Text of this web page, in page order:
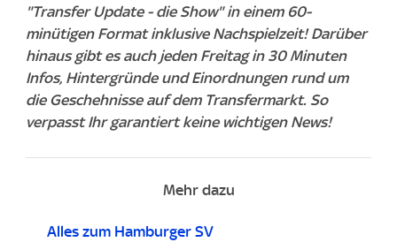
"Transfer Update - die Show" in einem 60-
minütigen Format inklusive Nachspielzeit! Darüber
hinaus gibt es auch jeden Freitag in 30 Minuten
Infos, Hintergründe und Einordnungen rund um
die Geschehnisse auf dem Transfermarkt. So
verpasst Ihr garantiert keine wichtigen News!
Mehr dazu
Alles zum Hamburger SV